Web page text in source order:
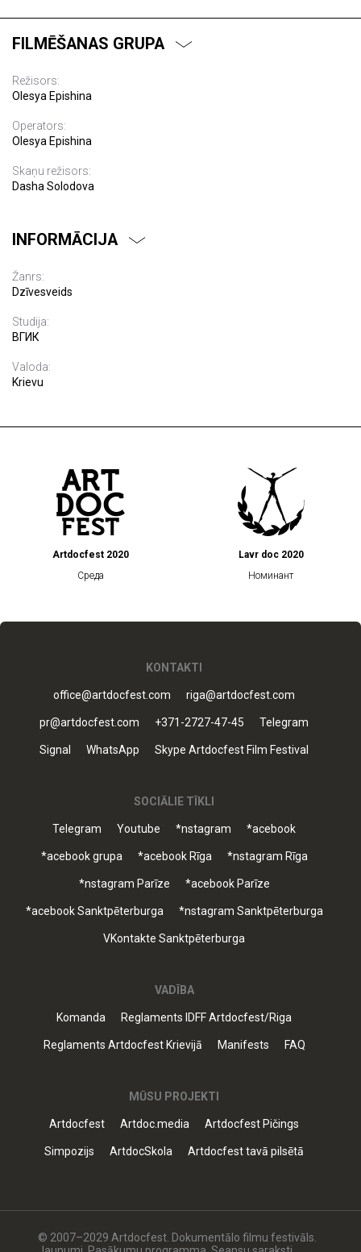
FILMĒŠANAS GRUPA
Režisors:
Olesya Epishina
Operators:
Olesya Epishina
Skaņu režisors:
Dasha Solodova
INFORMĀCIJA
Žanrs:
Dzīvesveids
Studija:
ВГИК
Valoda:
Krievu
Artdocfest 2020
Среда
Lavr doc 2020
Номинант
KONTAKTI
office@artdocfest.com riga@artdocfest.com
pr@artdocfest.com +371-2727-47-45 Telegram
Signal WhatsApp Skype Artdocfest Film Festival
SOCIĀLIE TĪKLI
Telegram Youtube *nstagram *acebook
*acebook grupa *acebook Rīga *nstagram Rīga
*nstagram Parīze *acebook Parīze
*acebook Sanktpēterburga *nstagram Sanktpēterburga
VKontakte Sanktpēterburga
VADĪBA
Komanda Reglaments IDFF Artdocfest/Riga
Reglaments Artdocfest Krievijā Manifests FAQ
MŪSU PROJEKTI
Artdocfest Artdoc.media Artdocfest Pičings
Simpozijs ArtdocSkola Artdocfest tavā pilsētā
© 2007–2029 Artdocfest. Dokumentālo filmu festivāls.